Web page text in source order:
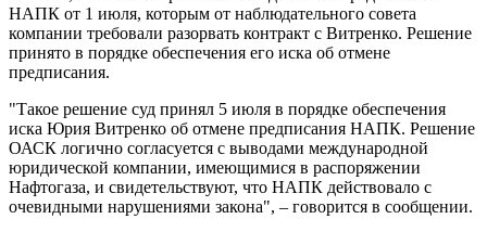
НАПК от 1 июля, которым от наблюдательного совета
компании требовали разорвать контракт с Витренко. Решение
принято в порядке обеспечения его иска об отмене
предписания.
"Такое решение суд принял 5 июля в порядке обеспечения
иска Юрия Витренко об отмене предписания НАПК. Решение
ОАСК логично согласуется с выводами международной
юридической компании, имеющимися в распоряжении
Нафтогаза, и свидетельствуют, что НАПК действовало с
очевидными нарушениями закона", – говорится в сообщении.